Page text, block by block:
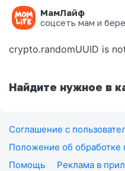
МамЛайф
соцсеть мам и
Ошибка на
crypto.randomUUID is
Найдите нужное в
Соглашение с
Положение об обработке
Помощь
Реклама в